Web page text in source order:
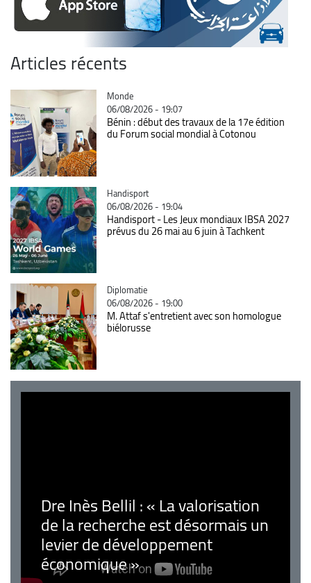
Articles récents
Catégorie
Monde
06/08/2026 - 19:07
Bénin : début des travaux de la 17e édition
du Forum social mondial à Cotonou
Catégorie
Handisport
06/08/2026 - 19:04
Handisport - Les Jeux mondiaux IBSA 2027
prévus du 26 mai au 6 juin à Tachkent
Catégorie
Diplomatie
06/08/2026 - 19:00
M. Attaf s'entretient avec son homologue
biélorusse
Dre Inès Bellil : « La valorisation
de la recherche est désormais un
levier de développement
économique »